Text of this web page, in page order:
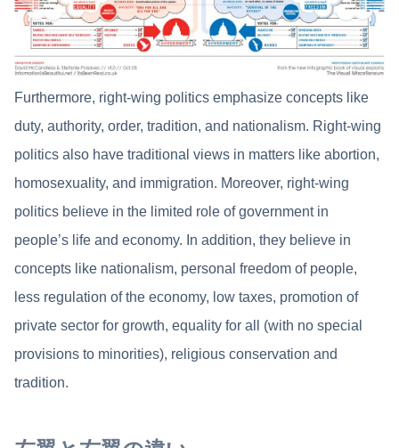
Furthermore, right-wing politics emphasize concepts like
duty, authority, order, tradition, and nationalism. Right-wing
politics also have traditional views in matters like abortion,
homosexuality, and immigration. Moreover, right-wing
politics believe in the limited role of government in
people’s life and economy. In addition, they believe in
concepts like nationalism, personal freedom of people,
less regulation of the economy, low taxes, promotion of
private sector for growth, equality for all (with no special
provisions to minorities), religious conservation and
tradition.